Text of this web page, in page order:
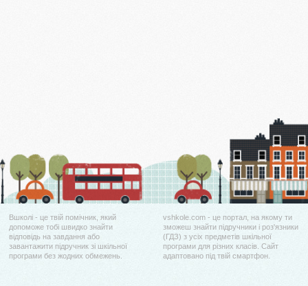
Вшколі - це твій помічник, який
допоможе тобі швидко знайти
відповідь на завдання або
завантажити підручник зі шкільної
програми без жодних обмежень.
vshkole.com - це портал, на якому ти
зможеш знайти підручники і роз'язники
(ГДЗ) з усіх предметів шкільної
програми для різних класів. Сайт
адаптовано під твій смартфон.